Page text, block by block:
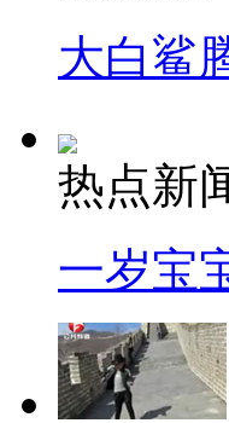
大白鲨
热点新
一岁宝